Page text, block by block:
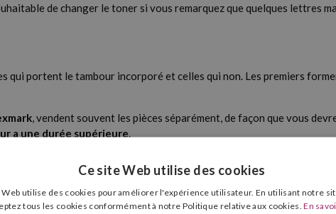
de changer le toner si vous remarquez que quelques lettres
qui portent le tambour incorporé et celles qui non. Les premiers
, vendent souvent les pièces séparément, de façon que vous
a une durée supérieure.
toner que le tambour forment une seule pièce ; en conséquence, vous
combinés) sont celles qui assurent une meilleure qualité et moins de
et le tambour ?
Ce site Web utilise des cookies
utilise des cookies pour améliorer l'expérience utilisateur. En utilisant notre
tous les cookies conformément à notre Politique relative aux cookies.En